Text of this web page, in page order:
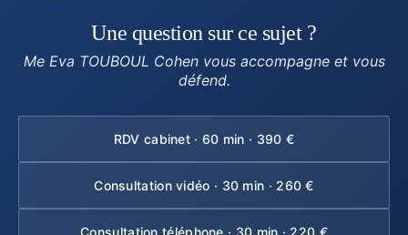
Une question sur ce sujet ?
Me Eva TOUBOUL Cohen vous accompagne et vous
défend.
RDV cabinet · 60 min · 390 €
Consultation vidéo · 30 min · 260 €